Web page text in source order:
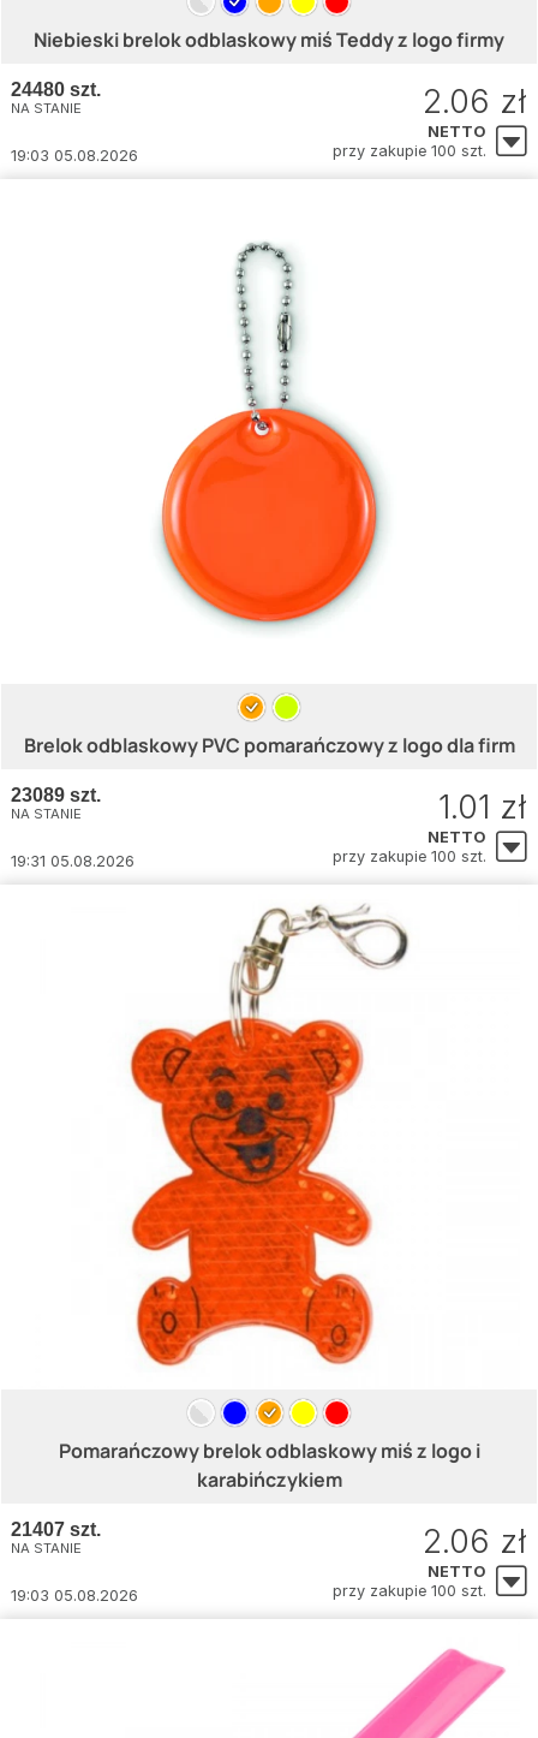
Niebieski brelok odblaskowy miś Teddy z logo firmy
24480 szt.
NA STANIE
19:03 05.08.2026
2.06 zł
NETTO
przy zakupie 100 szt.
Brelok odblaskowy PVC pomarańczowy z logo dla firm
23089 szt.
NA STANIE
19:31 05.08.2026
1.01 zł
NETTO
przy zakupie 100 szt.
Pomarańczowy brelok odblaskowy miś z logo i
karabińczykiem
21407 szt.
NA STANIE
19:03 05.08.2026
2.06 zł
NETTO
przy zakupie 100 szt.